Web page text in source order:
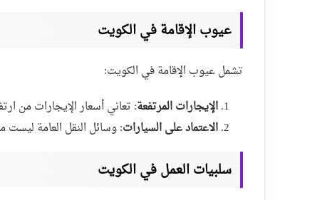
عيوب الإقامة في الكويت
تشمل عيوب الإقامة في الكويت:
الإيجارات المرتفعة: تعاني أسعار الإيجارات من
الاعتماد على السيارات: وسائل النقل العامة ليست
سلبيات العمل في الكويت